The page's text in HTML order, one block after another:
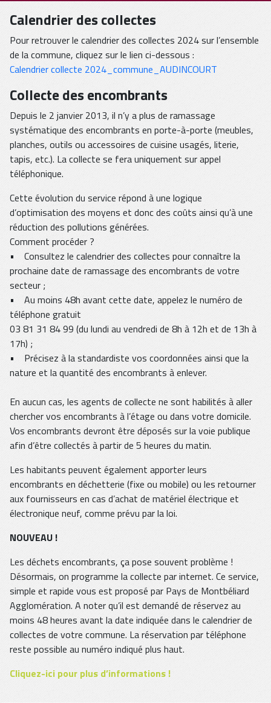
Calendrier des collectes
Pour retrouver le calendrier des collectes 2024 sur l’ensemble
de la commune, cliquez sur le lien ci-dessous :
Calendrier collecte 2024_commune_AUDINCOURT
Collecte des encombrants
Depuis le 2 janvier 2013, il n’y a plus de ramassage
systématique des encombrants en porte-à-porte (meubles,
planches, outils ou accessoires de cuisine usagés, literie,
tapis, etc.). La collecte se fera uniquement sur appel
téléphonique.
Cette évolution du service répond à une logique
d’optimisation des moyens et donc des coûts ainsi qu’à une
réduction des pollutions générées.
Comment procéder ?
• Consultez le calendrier des collectes pour connaître la
prochaine date de ramassage des encombrants de votre
secteur ;
• Au moins 48h avant cette date, appelez le numéro de
téléphone gratuit
03 81 31 84 99 (du lundi au vendredi de 8h à 12h et de 13h à
17h) ;
• Précisez à la standardiste vos coordonnées ainsi que la
nature et la quantité des encombrants à enlever.
En aucun cas, les agents de collecte ne sont habilités à aller
chercher vos encombrants à l’étage ou dans votre domicile.
Vos encombrants devront être déposés sur la voie publique
afin d’être collectés à partir de 5 heures du matin.
Les habitants peuvent également apporter leurs
encombrants en déchetterie (fixe ou mobile) ou les retourner
aux fournisseurs en cas d’achat de matériel électrique et
électronique neuf, comme prévu par la loi.
NOUVEAU !
Les déchets encombrants, ça pose souvent problème !
Désormais, on programme la collecte par internet. Ce service,
simple et rapide vous est proposé par Pays de Montbéliard
Agglomération. A noter qu’il est demandé de réservez au
moins 48 heures avant la date indiquée dans le calendrier de
collectes de votre commune. La réservation par téléphone
reste possible au numéro indiqué plus haut.
Cliquez-ici pour plus d’informations !